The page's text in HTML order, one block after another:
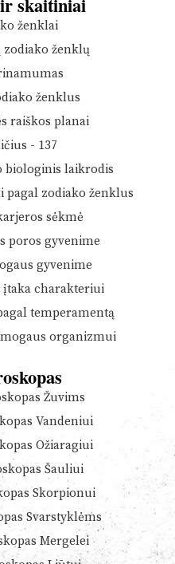
ženklai
zodiako ženklų
ženklus
raiškos planai
- 137
biologinis laikrodis
pagal zodiako ženklus
sėkmė
poros gyvenime
gyvenime
charakteriui
temperamentą
organizmui
Žuvims
Vandeniui
Ožiaragiui
Šauliui
Skorpionui
Svarstyklėms
Mergelei